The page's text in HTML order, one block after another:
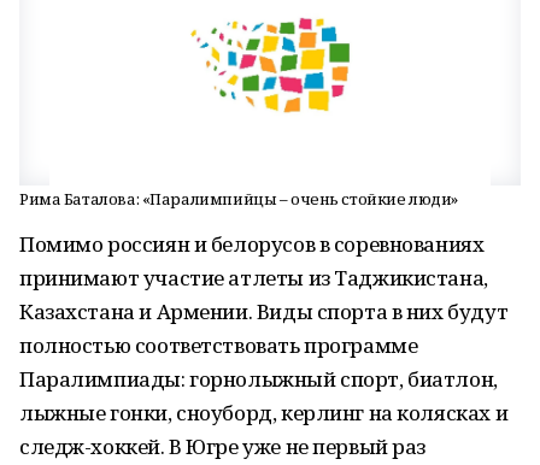
Рима Баталова: «Паралимпийцы – очень стойкие люди»
Помимо россиян и белорусов в соревнованиях
принимают участие атлеты из Таджикистана,
Казахстана и Армении. Виды спорта в них будут
полностью соответствовать программе
Паралимпиады: горнолыжный спорт, биатлон,
лыжные гонки, сноуборд, керлинг на колясках и
следж-хоккей. В Югре уже не первый раз